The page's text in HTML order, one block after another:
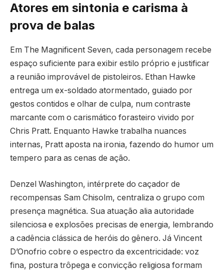
Atores em sintonia e carisma à
prova de balas
Em The Magnificent Seven, cada personagem recebe
espaço suficiente para exibir estilo próprio e justificar
a reunião improvável de pistoleiros. Ethan Hawke
entrega um ex-soldado atormentado, guiado por
gestos contidos e olhar de culpa, num contraste
marcante com o carismático forasteiro vivido por
Chris Pratt. Enquanto Hawke trabalha nuances
internas, Pratt aposta na ironia, fazendo do humor um
tempero para as cenas de ação.
Denzel Washington, intérprete do caçador de
recompensas Sam Chisolm, centraliza o grupo com
presença magnética. Sua atuação alia autoridade
silenciosa e explosões precisas de energia, lembrando
a cadência clássica de heróis do gênero. Já Vincent
D’Onofrio cobre o espectro da excentricidade: voz
fina, postura trôpega e convicção religiosa formam